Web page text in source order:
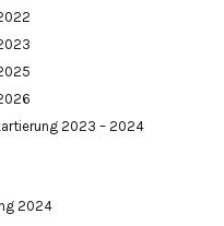
2023 – 2024
2024